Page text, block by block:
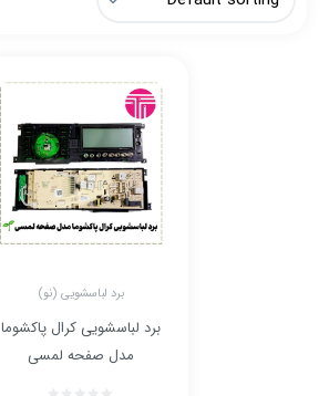
برد لباسشویی (نو)
برد لباسشویی کرال پاکشوما
مدل صفحه لمسی